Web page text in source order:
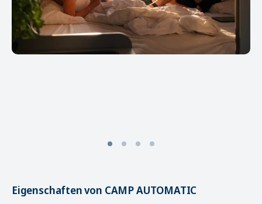
Eigenschaften von CAMP AUTOMATIC